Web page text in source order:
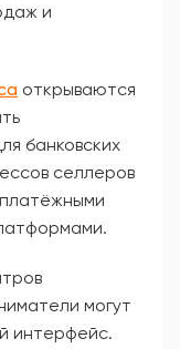
и
открываются
банковских
селлеров
могут
интерфейс.